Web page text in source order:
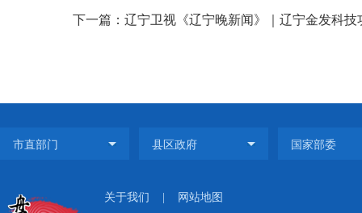
下一篇：辽宁卫视《辽宁晚新闻》｜辽宁金发科
关于我们 网站地图